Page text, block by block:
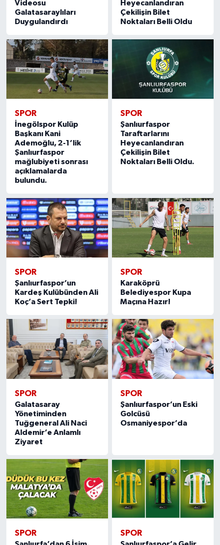
Videosu
Galatasaraylıları
Duygulandırdı
Heyecanlandıran
Çekilişin Bilet
Noktaları Belli Oldu
SPOR
İnegölspor Kulüp
Başkanı Kani
Ademoğlu, 2-1’lik
Şanlıurfaspor
mağlubiyeti sonrası
açıklamalarda
bulundu.
SPOR
Şanlıurfaspor
Taraftarlarını
Heyecanlandıran
Çekilişin Bilet
Noktaları Belli Oldu.
SPOR
Şanlıurfaspor’un
Kardeş Kulübünden Ali
Koç’a Sert Tepki!
SPOR
Karaköprü
Belediyespor Kupa
Maçına Hazır!
SPOR
Galatasaray
Yönetiminden
Tuğgeneral Ali Naci
Aldemir’e Anlamlı
Ziyaret
SPOR
Şanlıurfaspor’un Eski
Golcüsü
Osmaniyespor’da
SPOR SPOR